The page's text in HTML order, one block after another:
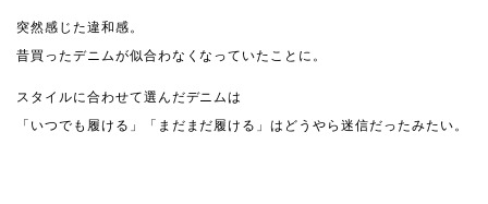
突然感じた違和感。
昔買ったデニムが似合わなくなっていたことに。
スタイルに合わせて選んだデニムは
「いつでも履ける」「まだまだ履ける」はどうやら迷信だったみたい。